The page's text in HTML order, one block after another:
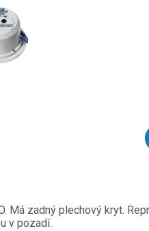
Má zadný plechový kryt.
v pozadí.